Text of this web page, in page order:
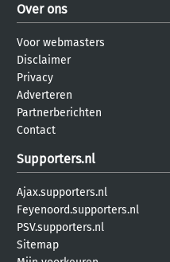
Over ons
Voor webmasters
Disclaimer
Privacy
Adverteren
Partnerberichten
Contact
Supporters.nl
Ajax.supporters.nl
Feyenoord.supporters.nl
PSV.supporters.nl
Sitemap